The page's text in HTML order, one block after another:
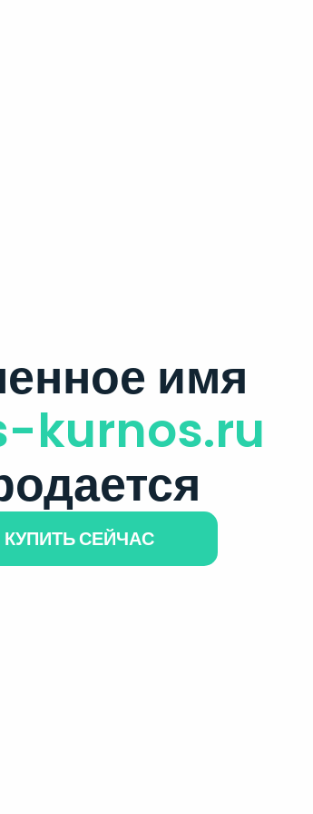
имя
kurnos.ru
КУПИТЬ СЕЙЧАС